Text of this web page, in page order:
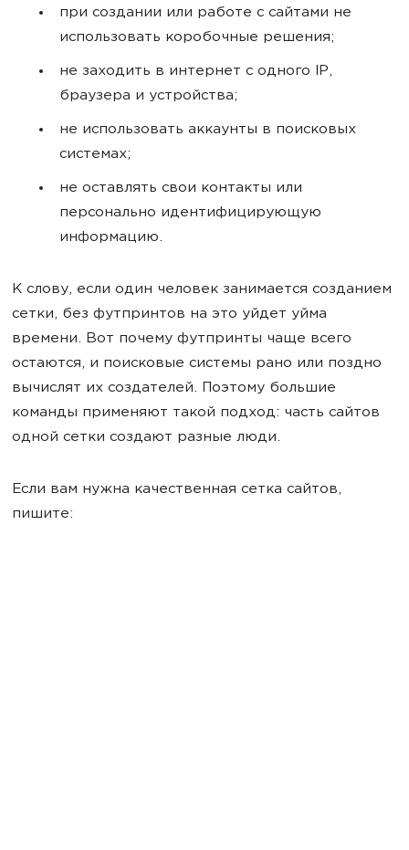
при создании или работе с сайтами не
использовать коробочные решения;
не заходить в интернет с одного IP,
браузера и устройства;
не использовать аккаунты в поисковых
системах;
не оставлять свои контакты или
персонально идентифицирующую
информацию.
К слову, если один человек занимается созданием
сетки, без футпринтов на это уйдет уйма
времени. Вот почему футпринты чаще всего
остаются, и поисковые системы рано или поздно
вычислят их создателей. Поэтому большие
команды применяют такой подход: часть сайтов
одной сетки создают разные люди.
Если вам нужна качественная сетка сайтов,
пишите: